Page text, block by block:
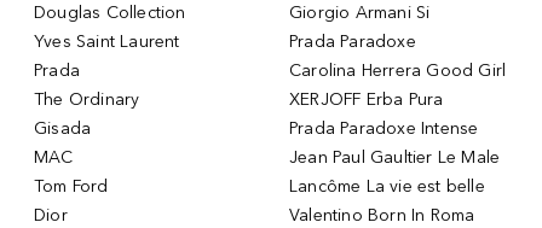
Douglas Collection
Yves Saint Laurent
Prada
The Ordinary
Gisada
MAC
Tom Ford
Dior
Giorgio Armani Si
Prada Paradoxe
Carolina Herrera Good Girl
XERJOFF Erba Pura
Prada Paradoxe Intense
Jean Paul Gaultier Le Male
Lancôme La vie est belle
Valentino Born In Roma